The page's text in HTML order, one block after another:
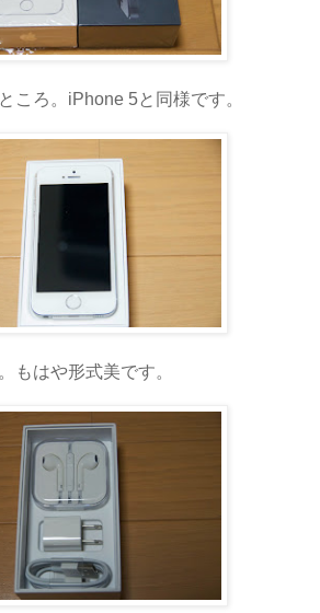
ころ。iPhone 5と同様です。
もはや形式美です。